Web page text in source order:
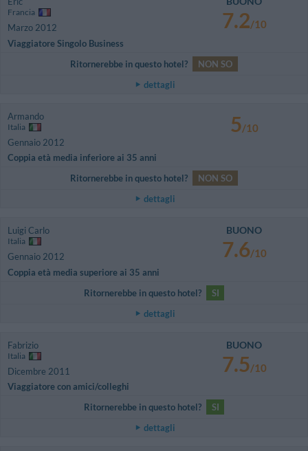
Francia
Marzo 2012
Viaggiatore Singolo Business
7.2/10
Ritornerebbe in questo hotel?
NON SO
dettagli
Armando
Italia
Gennaio 2012
Coppia età media inferiore ai 35 anni
5/10
Ritornerebbe in questo hotel?
NON SO
dettagli
Luigi Carlo
Italia
Gennaio 2012
Coppia età media superiore ai 35 anni
BUONO
7.6/10
Ritornerebbe in questo hotel?
SI
dettagli
Fabrizio
Italia
Dicembre 2011
Viaggiatore con amici/colleghi
BUONO
7.5/10
Ritornerebbe in questo hotel?
SI
dettagli